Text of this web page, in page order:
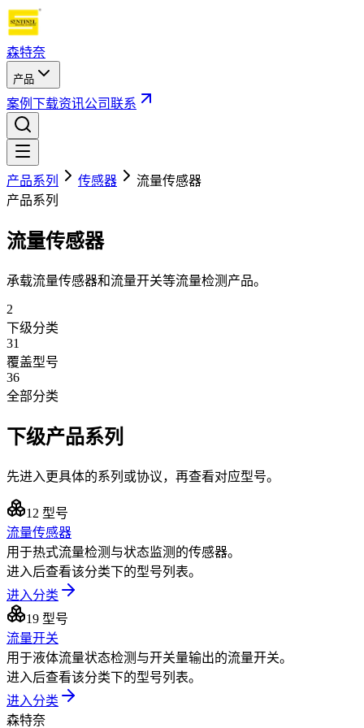
森特奈
产品
案例 下载资讯公司联系
产品系列 传感器
流量传感器
产品系列
流量传感器
承载流量传感器和流量开关等流量检测产品。
2
下级分类
31
覆盖型号
36
全部分类
下级产品系列
先进入更具体的系列或协议，再查看对应型号。
12 型号
流量传感器
用于热式流量检测与状态监测的传感器。
进入后查看该分类下的型号列表。
进入分类
19 型号
流量开关
用于液体流量状态检测与开关量输出的流量开关。
进入后查看该分类下的型号列表。
进入分类
森特奈